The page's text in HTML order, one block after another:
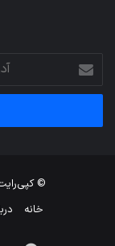
آدرس
ایمیل
خود
وارد
© کپی‌رایت
خانه